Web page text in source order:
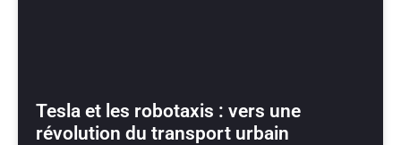
Tesla et les robotaxis : vers une
révolution du transport urbain